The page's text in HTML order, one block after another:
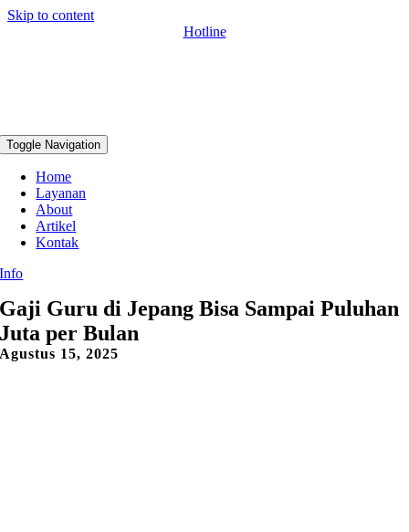
Skip to content
Hotline
Toggle Navigation
Home
Layanan
About
Artikel
Kontak
Info
Gaji Guru di Jepang Bisa Sampai Puluhan
Juta per Bulan
Agustus 15, 2025